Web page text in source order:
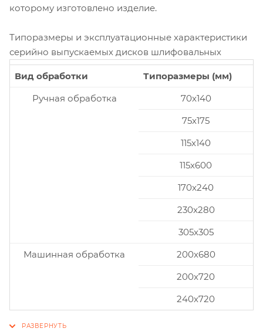
которому изготовлено изделие.
Типоразмеры и эксплуатационные характеристики
серийно выпускаемых дисков шлифовальных
Вид обработки
Типоразмеры (мм)
Ручная обработка
70x140
75x175
115x140
115x600
170x240
230x280
305x305
Машинная обработка
200х680
200х720
240х720